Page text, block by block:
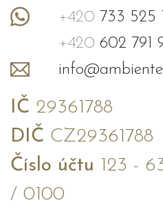
+420 733 525
+420 602 791
IČ 29361788
DIČ CZ29361788
Číslo účtu 123 -
/ 0100